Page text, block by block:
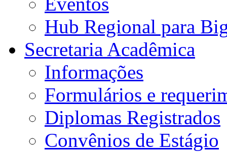
Hub Regional para
Secretaria Acadêmica
Informações
Formulários e
Diplomas Registrados
Convênios de Estágio